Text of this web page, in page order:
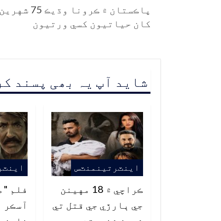
پاڪستان ۾ ڪرونا وڌيڪ 75
کان حياتيون کسي ورتيون
شاید آپ یہ بھی پسند
اينٽرتينمنٽس
ڪراچي ۾ 18 مهينن
جي ٻارڙي جي قتل تي
فلم
آسڪر